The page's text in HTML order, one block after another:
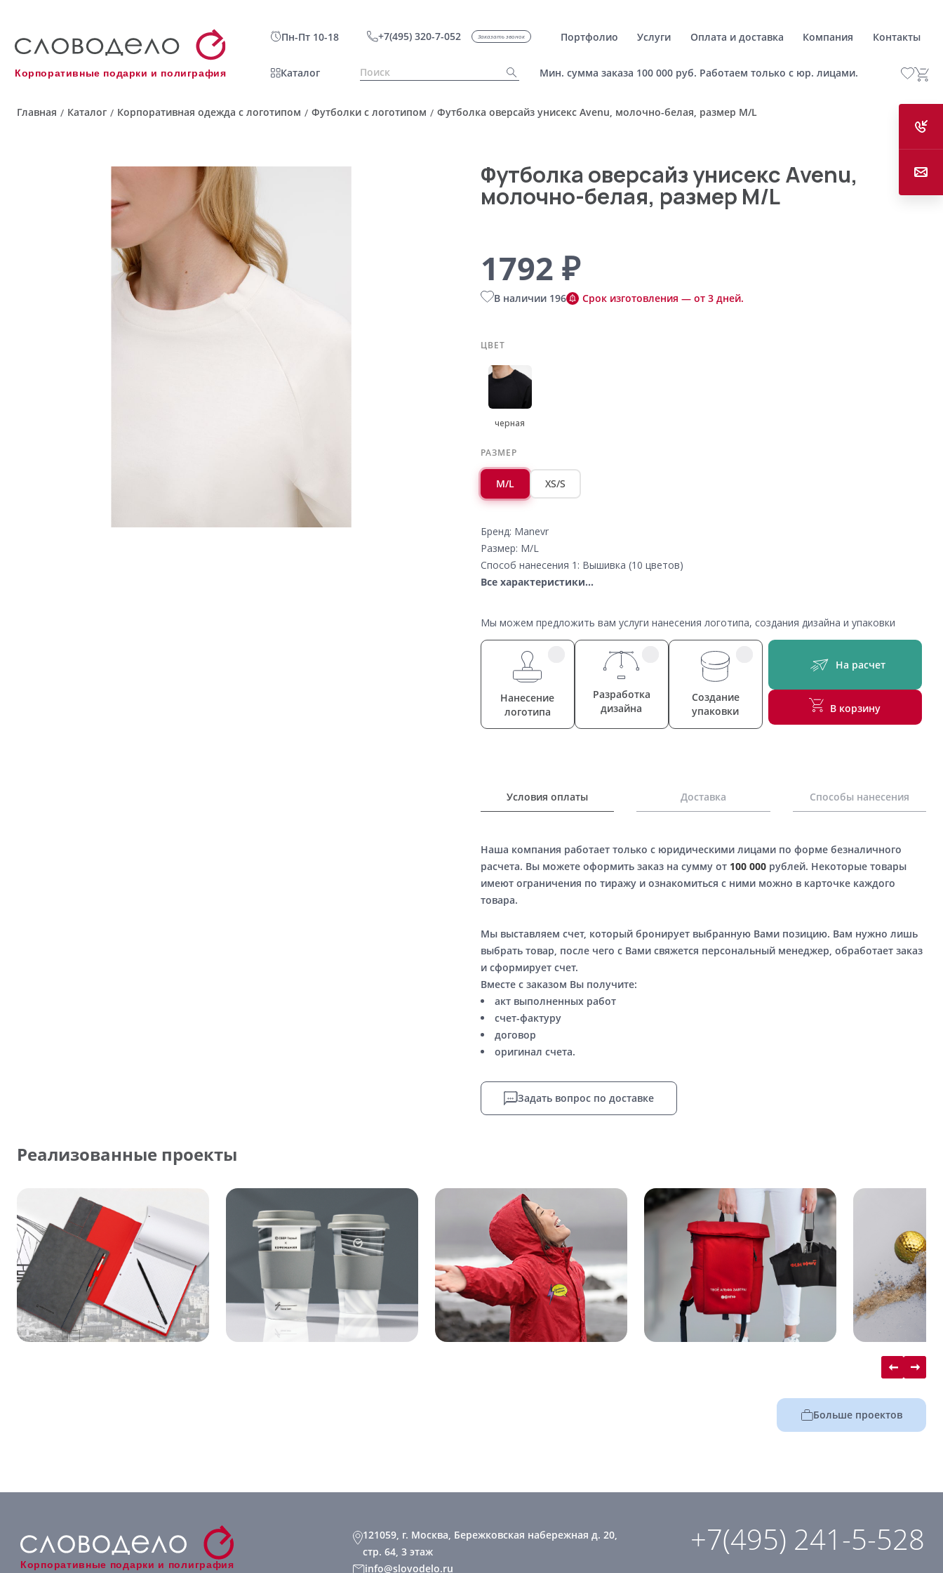
Корпоративные подарки и полиграфия
Пн-Пт 10-18 +7(495) 320-7-052 Заказать звонок Портфолио Услуги Оплата и доставка Компания Контакты
Каталог Мин. сумма заказа 100 000 руб. Работаем только с юр. лицами.
Главная / Каталог / Корпоративная одежда с логотипом / Футболки с логотипом / Футболка оверсайз унисекс Avenu, молочно-белая, размер M/L
Футболка оверсайз унисекс Avenu,
молочно-белая, размер M/L
1792 ₽
В наличии 196 Срок изготовления — от 3 дней.
ЦВЕТ
черная
РАЗМЕР
M/L XS/S
Бренд: Manevr
Размер: M/L
Способ нанесения 1: Вышивка (10 цветов)
Все характеристики...
Мы можем предложить вам услуги нанесения логотипа, создания дизайна и упаковки
Нанесение
логотипа
Разработка
дизайна
Создание
упаковки
На расчет
В корзину
Условия оплаты Доставка Способы нанесения
Наша компания работает только с юридическими лицами по форме безналичного
расчета. Вы можете оформить заказ на сумму от 100 000рублей. Некоторые товары
имеют ограничения по тиражу и ознакомиться с ними можно в карточке каждого
товара.
Мы выставляем счет, который бронирует выбранную Вами позицию. Вам нужно лишь
выбрать товар, после чего с Вами свяжется персональный менеджер, обработает заказ
и сформирует счет.
Вместе с заказом Вы получите:
акт выполненных работ
счет-фактуру
договор
оригинал счета.
Задать вопрос по доставке
Реализованные проекты
Больше проектов
Корпоративные подарки и полиграфия
121059, г. Москва, Бережковская набережная д. 20,
стр. 64, 3 этаж
info@slovodelo.ru
+7(495) 241-5-528